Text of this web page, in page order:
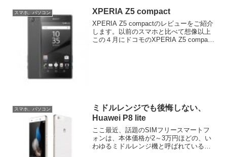
スマホ、パソコン XPERIA Z5 compact
XPERIA Z5 compactのレビューをご紹介
します。以前のスマホと比べて想像以上
この４月にドコモのXPERIA Z5 compact
スマホ、パソコン
ミドルレンジでも後悔しない、
Huawei P8 lite
ここ最近、話題のSIMフリースマートフ
ォンは、本体価格が2～3万円ほどの、い
わゆるミドルレンジ機と呼ばれている機